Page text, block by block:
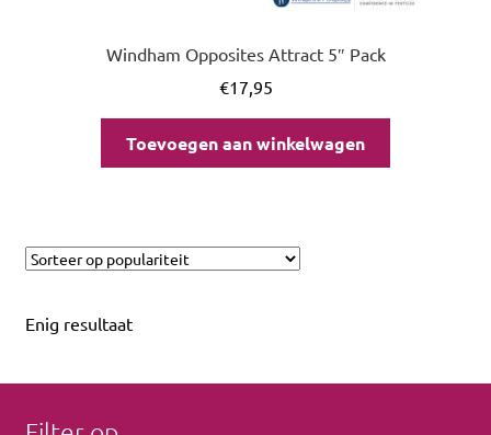
Windham Opposites Attract 5″ Pack
€17,95
Toevoegen aan winkelwagen
Enig resultaat